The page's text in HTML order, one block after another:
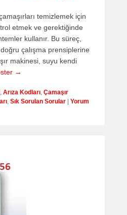
temizlemek için
etmek ve gerektiğinde
kullanır. Bu süreç,
çalışma prensiplerine
makinesi, suyu kendi
→
, Arıza Kodları, Çamaşır
, Sık Sorulan Sorular
Yorum